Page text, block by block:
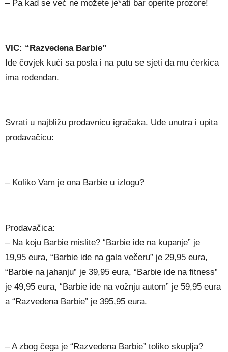
– Pa kad se već ne možete je*ati bar operite prozore!
VIC: “Razvedena Barbie”
Ide čovjek kući sa posla i na putu se sjeti da mu ćerkica
ima rođendan.
Svrati u najbližu prodavnicu igračaka. Uđe unutra i upita
prodavačicu:
– Koliko Vam je ona Barbie u izlogu?
Prodavačica:
– Na koju Barbie mislite? “Barbie ide na kupanje” je
19,95 eura, “Barbie ide na gala večeru” je 29,95 eura,
“Barbie na jahanju” je 39,95 eura, “Barbie ide na fitness”
je 49,95 eura, “Barbie ide na vožnju autom” je 59,95 eura
a “Razvedena Barbie” je 395,95 eura.
– A zbog čega je “Razvedena Barbie” toliko skuplja?